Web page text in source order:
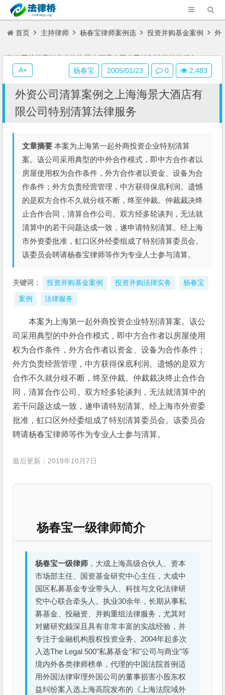
首页 主持律师 杨春宝律师案例选 投资并购基金案例 外
资公司清算案例之上海海景大酒店有限公司特别清算法律服务
外资公司清算案例之上海海景大酒店有
限公司特别清算法律服务
文章摘要 本案为上海第一起外商投资企业特别清算
案。该公司采用典型的中外合作模式，即中方合作者以
房屋使用权为合作条件，外方合作者以资金、设备为合
作条件；外方负责经营管理，中方获得保底利润。遗憾
的是双方合作不久就分歧不断，终至仲裁。仲裁裁决终
止合作合同，清算合作公司。双方经多轮谈判，无法就
清算中的若干问题达成一致，遂申请特别清算。经上海
市外资委批准，虹口区外经委组成了特别清算委员会。
该委员会聘请杨春宝律师等作为专业人士参与清算。
关键词： 投资并购基金案例 投资并购法律实务 杨春宝
案例 法律服务
本案为上海第一起外商投资企业特别清算案。该公
司采用典型的中外合作模式，即中方合作者以房屋使用
权为合作条件，外方合作者以资金、设备为合作条件；
外方负责经营管理，中方获得保底利润。遗憾的是双方
合作不久就分歧不断，终至仲裁。仲裁裁决终止合作合
同，清算合作公司。双方经多轮谈判，无法就清算中的
若干问题达成一致，遂申请特别清算。经上海市外资委
批准，虹口区外经委组成了特别清算委员会。该委员会
聘请杨春宝律师等作为专业人士参与清算。
最后更新：2018年10月7日
杨春宝一级律师简介
杨春宝一级律师 ，大成上海高级合伙人、资本
市场部主任、国资基金研究中心主任，大成中
国区私募基金专业带头人、科技与文化法律研
究中心联合牵头人。执业30余年，长期从事私
募基金、投融资、并购重组法律服务，尤其对
对赌研究颇深且具有非常丰富的实战经验，并
专注于金融机构股权投资业务。2004年起多次
入选The Legal 500"私募基金"和"公司与商业"等
境内外各类律师榜单，代理的中国法院首例适
用外国法律审理外国公司的董事损害小股东权
益纠纷案入选上海高院发布的《上海法院域外
杨春宝 2005/01/23 0 2,483
A+